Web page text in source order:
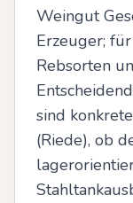
Weingut
Erzeuger;
Rebsorten
sind
(Riede), ob